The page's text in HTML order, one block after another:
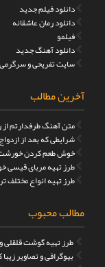
دانلود فیلم جدید
دانلود رمان عاشقانه
فیلمو
دانلود آهنگ جدید
سایت تفریحی و
آخرین مطالب
متن آهنگ طرفدارتم از
شرایطی که بعد از
خوش طعم کردن
طرز تهیه مربای قیسی خوشمزه
طرز تهیه انواع
مطالب محبوب
طرز تهیه گوشت قلقلی
بیوگرافی و تصاویر